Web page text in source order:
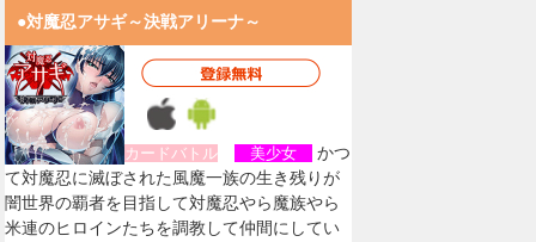
●対魔忍アサギ～決戦アリーナ～
カードバトル 美少女
かつ
て対魔忍に滅ぼされた風魔一族の生き残りが
闇世界の覇者を目指して対魔忍やら魔族やら
米連のヒロインたちを調教して仲間にしてい